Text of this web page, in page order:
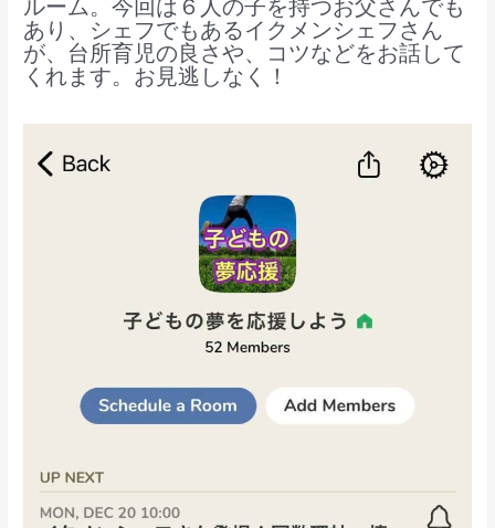
ルーム。今回は６人の子を持つお父さんでも
あり、シェフでもあるイクメンシェフさん
が、台所育児の良さや、コツなどをお話して
くれます。お見逃しなく！